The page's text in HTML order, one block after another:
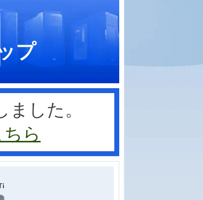
プ
した。
ちら